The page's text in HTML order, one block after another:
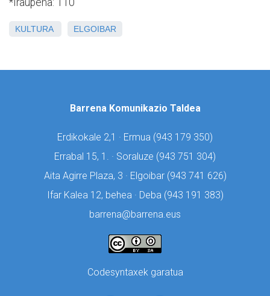
*Iraupena: 110 ́
KULTURA ELGOIBAR
Barrena Komunikazio Taldea
Erdikokale 2,1 · Ermua (943 179 350)
Errabal 15, 1. · Soraluze (943 751 304)
Aita Agirre Plaza, 3 · Elgoibar (943 741 626)
Ifar Kalea 12, behea · Deba (943 191 383)
barrena@barrena.eus
Codesyntaxek garatua